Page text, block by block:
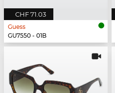
CHF 71.03
Guess
GU7550 - 01B